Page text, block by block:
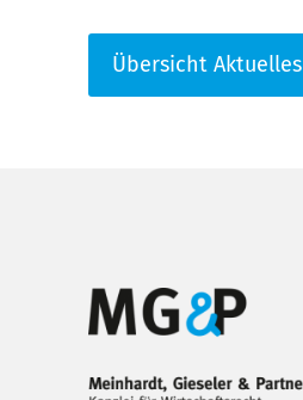
Übersicht Aktuelles